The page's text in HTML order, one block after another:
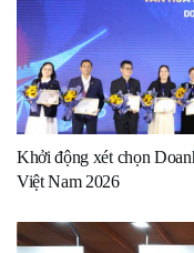
Khởi động xét chọn
Việt Nam 2026